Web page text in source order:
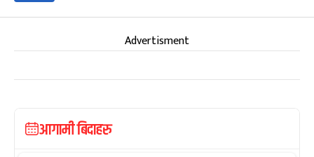
Advertisment
आगामी बिदाहरु